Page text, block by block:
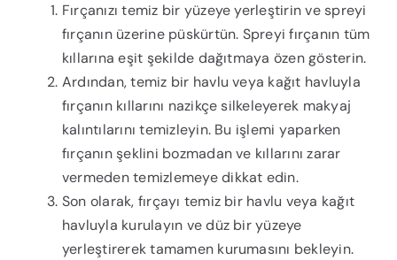
Fırçanızı temiz bir yüzeye yerleştirin ve spreyi
fırçanın üzerine püskürtün. Spreyi fırçanın tüm
kıllarına eşit şekilde dağıtmaya özen gösterin.
Ardından, temiz bir havlu veya kağıt havluyla
fırçanın kıllarını nazikçe silkeleyerek makyaj
kalıntılarını temizleyin. Bu işlemi yaparken
fırçanın şeklini bozmadan ve kıllarını zarar
vermeden temizlemeye dikkat edin.
Son olarak, fırçayı temiz bir havlu veya kağıt
havluyla kurulayın ve düz bir yüzeye
yerleştirerek tamamen kurumasını bekleyin.